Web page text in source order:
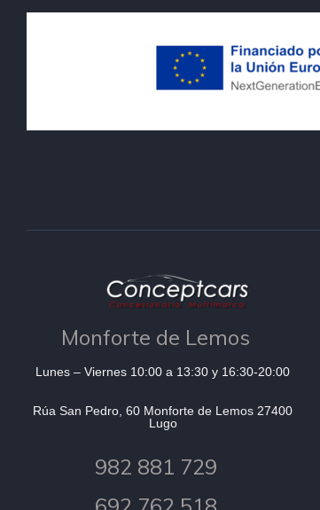
Monforte de Lemos
Lunes – Viernes 10:00 a 13:30 y 16:30-20:00
Rúa San Pedro, 60 Monforte de Lemos 27400
Lugo
982 881 729